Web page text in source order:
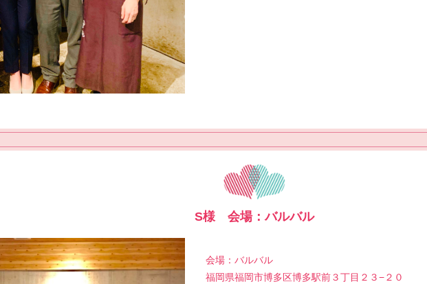
S様 会場：バルバル
会場：バルバル
福岡県福岡市博多区博多駅前３丁目２３−２０